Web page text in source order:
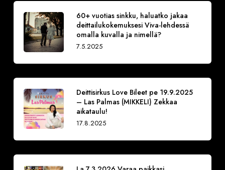
60+ vuotias sinkku, haluatko jakaa
deittailukokemuksesi Viva-lehdessä
omalla kuvalla ja nimellä?
7.5.2025
Deittisirkus Love Bileet pe 19.9.2025
– Las Palmas (MIKKELI) Zekkaa
aikataulu!
17.8.2025